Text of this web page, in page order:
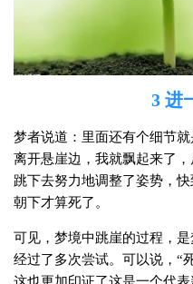
3 进
梦者说道：里面还有个细节
离开悬崖边，我就飘起来了
跳下去努力地调整了姿势，
朝下才算死了。
可见，梦境中跳崖的过程，
经过了多次尝试。可以说，“
这也更加印证了这是一个代表